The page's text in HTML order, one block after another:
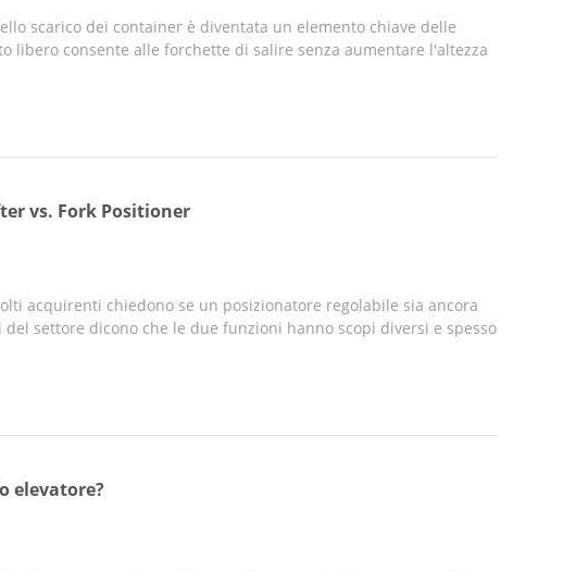
scarico dei container è diventata un elemento chiave delle
libero consente alle forchette di salire senza aumentare l'altezza
vs. Fork Positioner
acquirenti chiedono se un posizionatore regolabile sia ancora
settore dicono che le due funzioni hanno scopi diversi e spesso
elevatore?